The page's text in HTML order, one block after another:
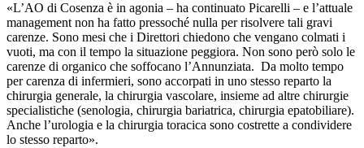
«L’AO di Cosenza è in agonia – ha continuato Picarelli – e l’attuale
management non ha fatto pressoché nulla per risolvere tali gravi
carenze. Sono mesi che i Direttori chiedono che vengano colmati i
vuoti, ma con il tempo la situazione peggiora. Non sono però solo le
carenze di organico che soffocano l’Annunziata. Da molto tempo
per carenza di infermieri, sono accorpati in uno stesso reparto la
chirurgia generale, la chirurgia vascolare, insieme ad altre chirurgie
specialistiche (senologia, chirurgia bariatrica, chirurgia epatobiliare).
Anche l’urologia e la chirurgia toracica sono costrette a condividere
lo stesso reparto».